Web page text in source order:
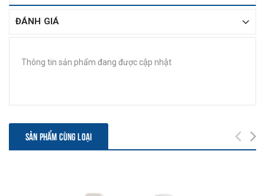
ĐÁNH GIÁ
Thông tin sản phẩm đang được cập nhật
SẢN PHẨM CÙNG LOẠI